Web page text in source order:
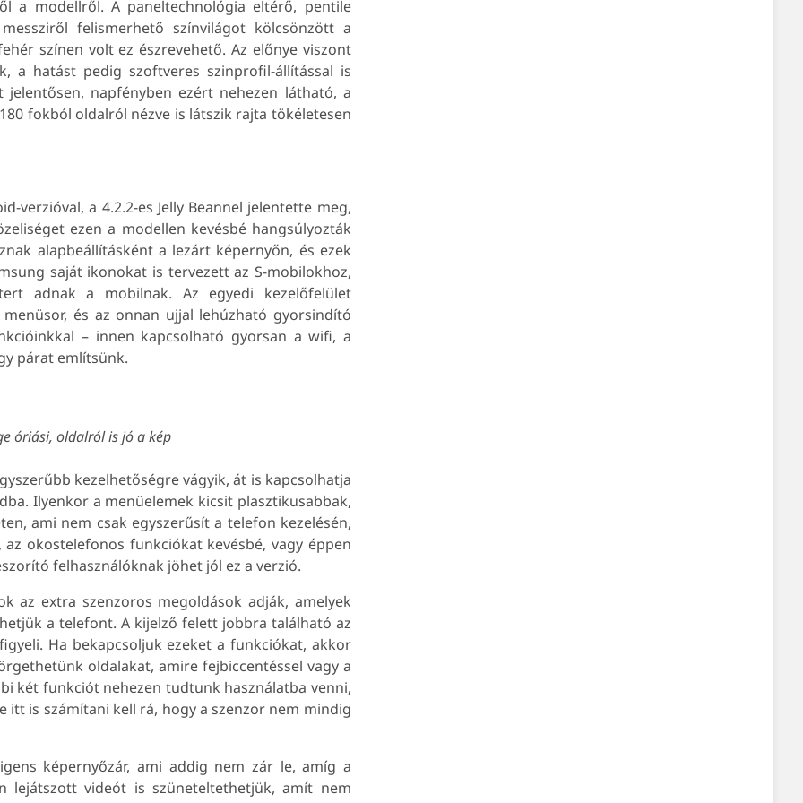
a modellről. A paneltechnológia eltérő, pentile
felismerhető színvilágot kölcsönzött a
színen volt ez észrevehető. Az előnye viszont
a hatást pedig szoftveres szinprofil-állítással is
napfényben ezért nehezen látható, a
fokból oldalról nézve is látszik rajta tökéletesen
verzióval, a 4.2.2-es Jelly Beannel jelentette meg,
ezen a modellen kevésbé hangsúlyozták
alapbeállításként a lezárt képernyőn, és ezek
saját ikonokat is tervezett az S-mobilokhoz,
adnak a mobilnak. Az egyedi kezelőfelület
és az onnan ujjal lehúzható gyorsindító
– innen kapcsolható gyorsan a wifi, a
párat említsünk.
óriási, oldalról is jó a kép
kezelhetőségre vágyik, át is kapcsolhatja
Ilyenkor a menüelemek kicsit plasztikusabbak,
ami nem csak egyszerűsít a telefon kezelésén,
okostelefonos funkciókat kevésbé, vagy éppen
felhasználóknak jöhet jól ez a verzió.
az extra szenzoros megoldások adják, amelyek
a telefont. A kijelző felett jobbra található az
Ha bekapcsoljuk ezeket a funkciókat, akkor
oldalakat, amire fejbiccentéssel vagy a
két funkciót nehezen tudtunk használatba venni,
itt is számítani kell rá, hogy a szenzor nem mindig
képernyőzár, ami addig nem zár le, amíg a
lejátszott videót is szüneteltethetjük, amít nem